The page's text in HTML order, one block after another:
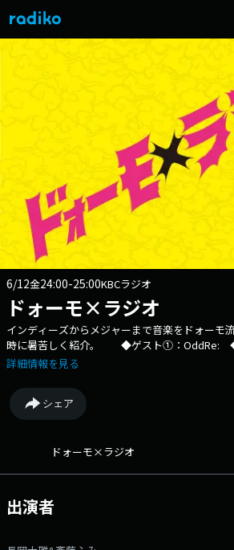
6/12金24:00-25:00KBCラジオ
ドォーモ×ラジオ
インディーズからメジャーまで音楽をドォーモ
時に暑苦しく紹介。 ◆ゲスト①：OddRe:
の深夜から圧倒的な音楽ムーブメントを巻き起
詳細情報を見る
シェア
ドォーモ×ラジオ
出演者